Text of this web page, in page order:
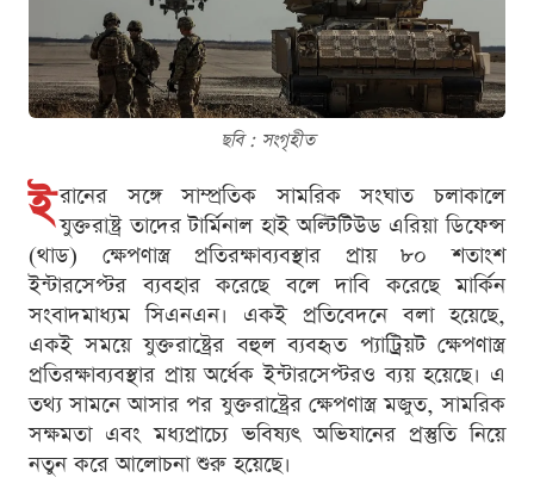
ছবি : সংগৃহীত
ই রানের সঙ্গে সাম্প্রতিক সামরিক সংঘাত চলাকালে
যুক্তরাষ্ট্র তাদের টার্মিনাল হাই অল্টিটিউড এরিয়া ডিফেন্স
(থাড) ক্ষেপণাস্ত্র প্রতিরক্ষাব্যবস্থার প্রায় ৮০ শতাংশ
ইন্টারসেপ্টর ব্যবহার করেছে বলে দাবি করেছে মার্কিন
সংবাদমাধ্যম সিএনএন। একই প্রতিবেদনে বলা হয়েছে,
একই সময়ে যুক্তরাষ্ট্রের বহুল ব্যবহৃত প্যাট্রিয়ট ক্ষেপণাস্ত্র
প্রতিরক্ষাব্যবস্থার প্রায় অর্ধেক ইন্টারসেপ্টরও ব্যয় হয়েছে। এ
তথ্য সামনে আসার পর যুক্তরাষ্ট্রের ক্ষেপণাস্ত্র মজুত, সামরিক
সক্ষমতা এবং মধ্যপ্রাচ্যে ভবিষ্যৎ অভিযানের প্রস্তুতি নিয়ে
নতুন করে আলোচনা শুরু হয়েছে।